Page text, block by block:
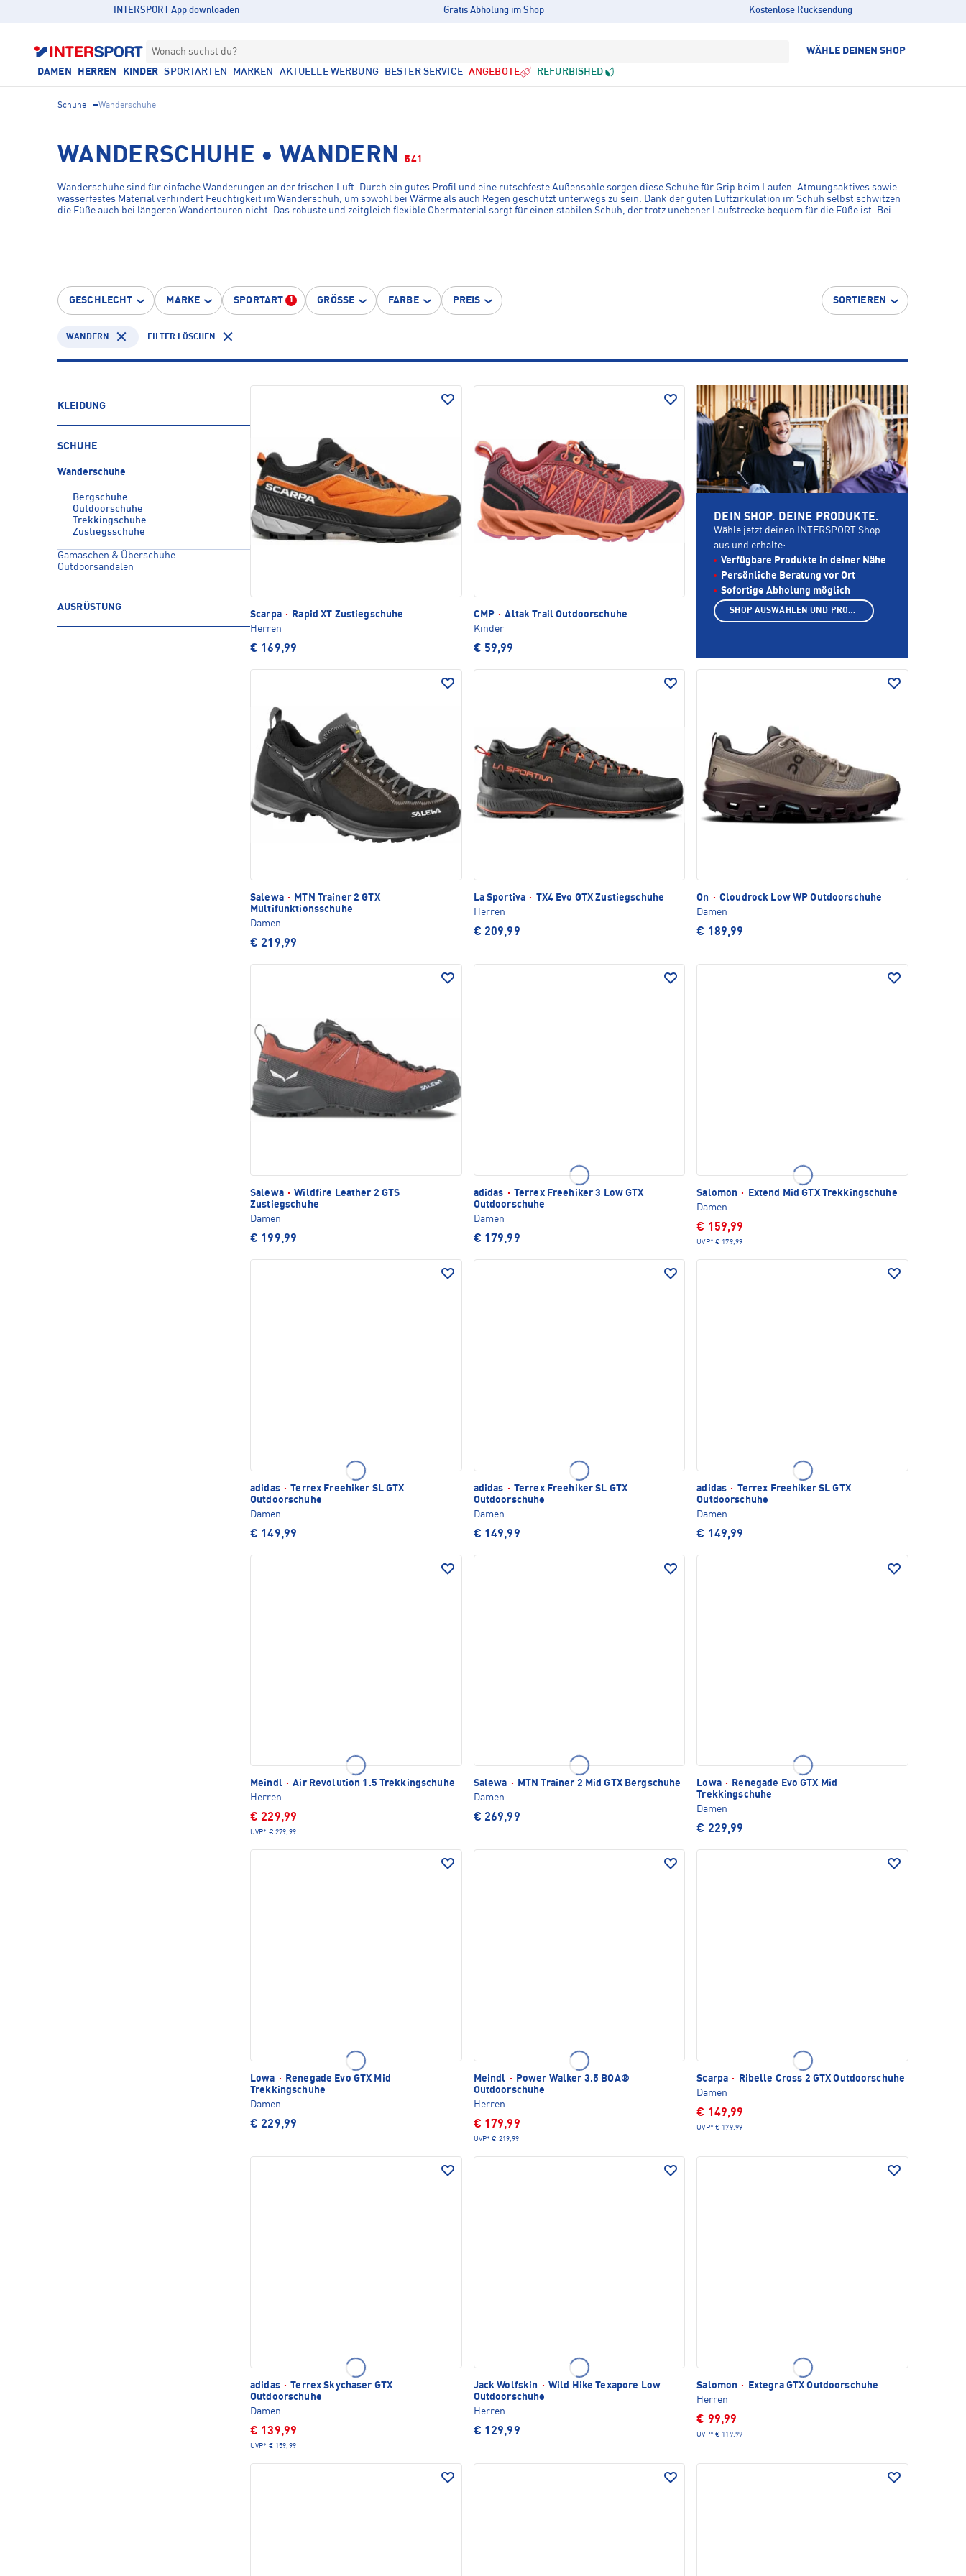
INTERSPORT App downloaden Gratis Abholung im Shop Kostenlose Rücksendung
Wonach suchst du? WÄHLE DEINEN SHOP
DAMEN HERREN KINDER SPORTARTEN MARKEN AKTUELLE WERBUNG BESTER SERVICE ANGEBOTE REFURBISHED
Schuhe Wanderschuhe
WANDERSCHUHE • WANDERN 541
Wanderschuhe sind für einfache Wanderungen an der frischen Luft. Durch ein gutes Profil und eine rutschfeste Außensohle sorgen diese Schuhe für Grip beim Laufen. Atmungsaktives sowie
wasserfestes Material verhindert Feuchtigkeit im Wanderschuh, um sowohl bei Wärme als auch Regen geschützt unterwegs zu sein. Dank der guten Luftzirkulation im Schuh selbst schwitzen
die Füße auch bei längeren Wandertouren nicht. Das robuste und zeitgleich flexible Obermaterial sorgt für einen stabilen Schuh, der trotz unebener Laufstrecke bequem für die Füße ist. Bei
GESCHLECHT MARKE SPORTART 1 GRÖSSE FARBE PREIS SORTIEREN
WANDERN FILTER LÖSCHEN
KLEIDUNG
SCHUHE
Wanderschuhe
Bergschuhe
Outdoorschuhe
Trekkingschuhe
Zustiegsschuhe
Gamaschen & Überschuhe
Outdoorsandalen
AUSRÜSTUNG
Scarpa ·
Rapid XT Zustiegschuhe
Herren
€ 169,99
CMP · Altak Trail Outdoorschuhe
Kinder
€ 59,99
Salewa ·
MTN Trainer 2 GTX
Multifunktionsschuhe
Damen
€ 219,99
La Sportiva · TX4 Evo GTX Zustiegschuhe
Herren
€ 209,99
On · Cloudrock Low WP Outdoorschuhe
Damen
€ 189,99
Salewa · Wildfire Leather 2 GTS
Zustiegschuhe
Damen
€ 199,99
adidas · Terrex Freehiker 3 Low GTX
Outdoorschuhe
Damen
€ 179,99
Salomon ·
Extend Mid GTX Trekkingschuhe
Damen
€ 159,99
UVP* € 179,99
adidas · Terrex Freehiker SL GTX
Outdoorschuhe
Damen
€ 149,99
adidas · Terrex Freehiker SL GTX
Outdoorschuhe
Damen
€ 149,99
adidas · Terrex Freehiker SL GTX
Outdoorschuhe
Damen
€ 149,99
Meindl · Air Revolution 1.5 Trekkingschuhe
Herren
€ 229,99
UVP* € 279,99
Salewa ·
MTN Trainer 2 Mid GTX Bergschuhe
Damen
€ 269,99
Lowa ·
Renegade Evo GTX Mid
Trekkingschuhe
Damen
€ 229,99
Lowa ·
Renegade Evo GTX Mid
Trekkingschuhe
Damen
€ 229,99
Meindl ·
Power Walker 3.5 BOA®
Outdoorschuhe
Herren
€ 179,99
UVP* € 219,99
Scarpa ·
Ribelle Cross 2 GTX Outdoorschuhe
Damen
€ 149,99
UVP* € 179,99
adidas · Terrex Skychaser GTX
Outdoorschuhe
Damen
€ 139,99
UVP* € 159,99
Jack Wolfskin · Wild Hike Texapore Low
Outdoorschuhe
Herren
€ 129,99
Salomon ·
Extegra GTX Outdoorschuhe
Herren
€ 99,99
UVP* € 119,99
DEIN SHOP. DEINE PRODUKTE.
Wähle jetzt deinen INTERSPORT Shop
aus und erhalte:
Verfügbare Produkte in deiner Nähe
Persönliche Beratung vor Ort
Sofortige Abholung möglich
SHOP AUSWÄHLEN UND PRODUKTE ANZEIGEN